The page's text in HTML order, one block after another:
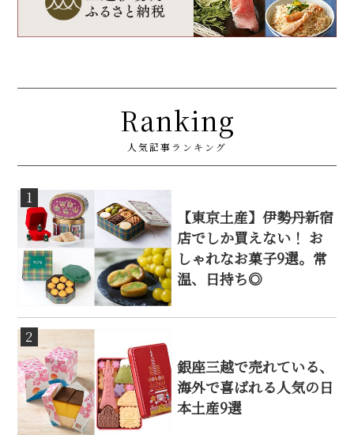
Ranking
人気記事ランキング
1
【東京土産】伊勢丹新宿
店でしか買えない！ お
しゃれなお菓子9選。常
温、日持ち◎
2
銀座三越で売れている、
海外で喜ばれる人気の日
本土産9選